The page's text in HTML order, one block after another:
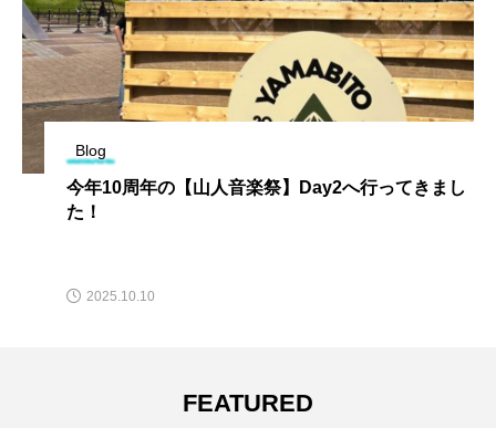
Blog
今年10周年の【山人音楽祭】Day2へ行ってきまし
た！
2025.10.10
FEATURED